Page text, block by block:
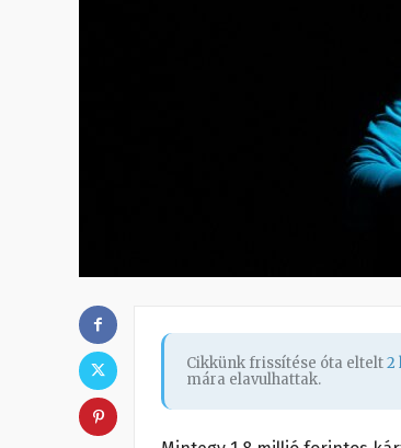
Cikkünk frissítése óta eltelt2
mára elavulhattak.